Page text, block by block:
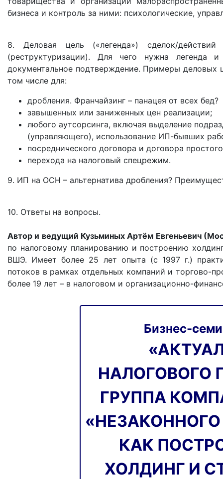
бизнеса и контроль за ними: психологические,
8. Деловая цель («легенда») сделок/
(реструктуризации). Для чего нужна легенда
документальное подтверждение. Примеры деловых
том числе для:
дробления. Франчайзинг – панацея от всех бед?
завышенных или заниженных цен реализации;
любого аутсорсинга, включая выделение
(управляющего), использование ИП-бывших
посреднического договора и договора
перехода на налоговый спецрежим.
9. ИП на ОСН – альтернатива дробления?
10. Ответы на вопросы.
Автор и ведущий Кузьминых Артём Евгеньевич
по налоговому планированию и построению
ВШЭ. Имеет более 25 лет опыта (с 1997 г.)
потоков в рамках отдельных компаний и торгово-
более 19 лет – в налоговом и организационно-
Бизнес-
НАЛОГОВОГО
ГРУППА
КАК
ХОЛДИНГ И